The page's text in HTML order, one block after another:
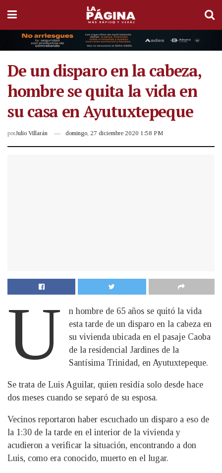
De un disparo en la cabeza,
hombre se quita la vida en
su casa en Ayutuxtepeque
porJulio Villarán domingo, 27 diciembre 2020 1:58 PM
U
n hombre de 65 años se quitó la vida
esta tarde de un disparo en la cabeza en
su vivienda ubicada en el pasaje Caoba
de la residencial Jardines de la
Santísima Trinidad, en Ayutuxtepeque.
Se trata de Luis Aguilar, quien residía solo desde hace
dos meses cuando se separó de su esposa.
Vecinos reportaron haber escuchado un disparo a eso de
la 1:30 de la tarde en el interior de la vivienda y
acudieron a verificar la situación, encontrando a don
Luis, como era conocido, muerto en el lugar.